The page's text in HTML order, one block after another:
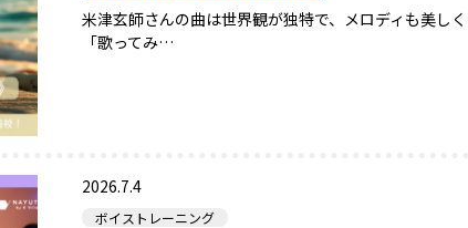
米津玄師さんの曲は世界観が独特で、メロディも美しく
「歌ってみ…
2026.7.4
ボイストレーニング